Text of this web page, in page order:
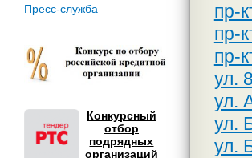
Пресс-служба
Конкурсный
отбор
подрядных
организаций
пр-
пр-
пр-
ул.
ул.
ул.
ул.